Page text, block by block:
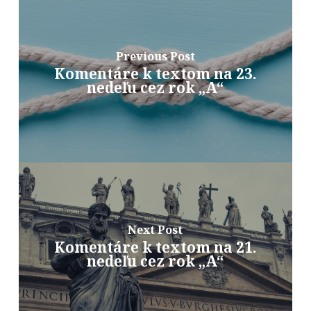
Previous Post
Komentáre k textom na 23.
nedeľu cez rok „A“
Next Post
Komentáre k textom na 21.
nedeľu cez rok „A“